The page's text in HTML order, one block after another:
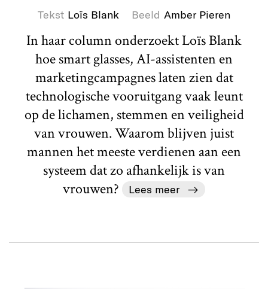
Tekst Loïs Blank Beeld Amber Pieren
In haar column onderzoekt Loïs Blank
hoe smart glasses, AI-assistenten en
marketingcampagnes laten zien dat
technologische vooruitgang vaak leunt
op de lichamen, stemmen en veiligheid
van vrouwen. Waarom blijven juist
mannen het meeste verdienen aan een
systeem dat zo afhankelijk is van
vrouwen?
Lees meer